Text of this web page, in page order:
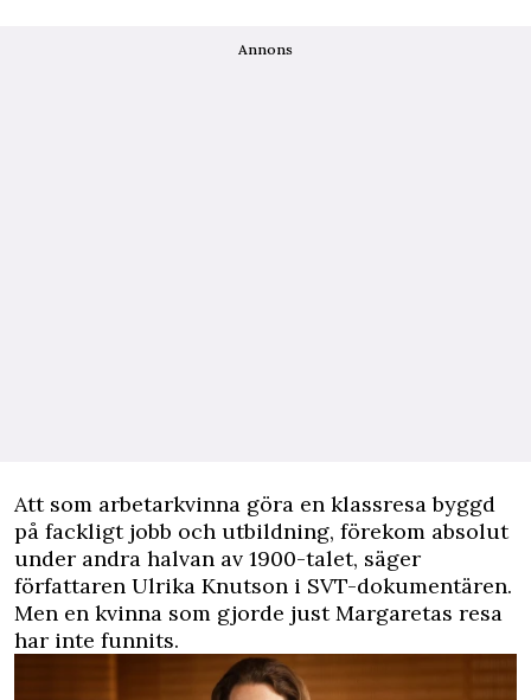
Annons
Att som arbetarkvinna göra en klassresa byggd
på fackligt jobb och utbildning, förekom absolut
under andra halvan av 1900-talet, säger
författaren Ulrika Knutson i SVT-dokumentären.
Men en kvinna som gjorde just Margaretas resa
har inte funnits.